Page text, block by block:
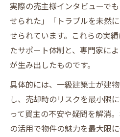
実際の売主様インタビューで
せられた」「トラブルを未然
せられています。これらの実
たサポート体制と、専門家に
が生み出したものです。
具体的には、一級建築士が建
し、売却時のリスクを最小限
って買主の不安や疑問を解消
の活用で物件の魅力を最大限